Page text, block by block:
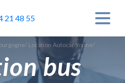
21 48 55
/ Location Autocar Yonne/
bus